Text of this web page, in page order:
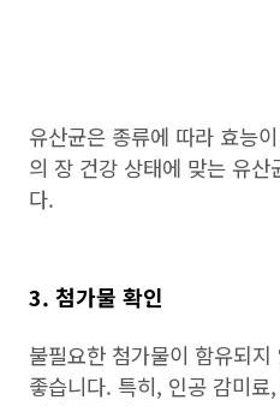
유산균은 종류에 따라 효능
의 장 건강 상태에 맞는 유산
다.
3. 첨가물 확인
불필요한 첨가물이 함유되
좋습니다. 특히, 인공 감미